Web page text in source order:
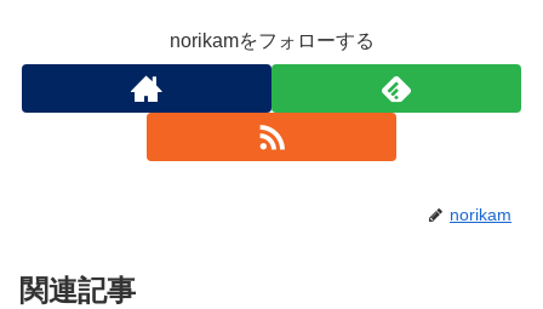
norikamをフォローする
norikam
関連記事